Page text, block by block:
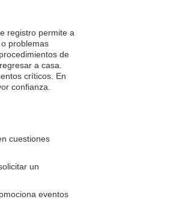
registro permite a
problemas
de
a casa.
críticos. En
confianza.
cuestiones
un
eventos